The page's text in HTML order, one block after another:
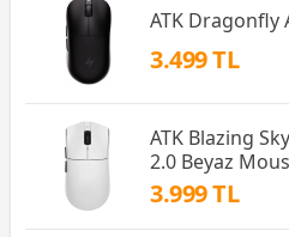
ATK Dragonfly
3.499 TL
ATK Blazing
2.0 Beyaz
3.999 TL